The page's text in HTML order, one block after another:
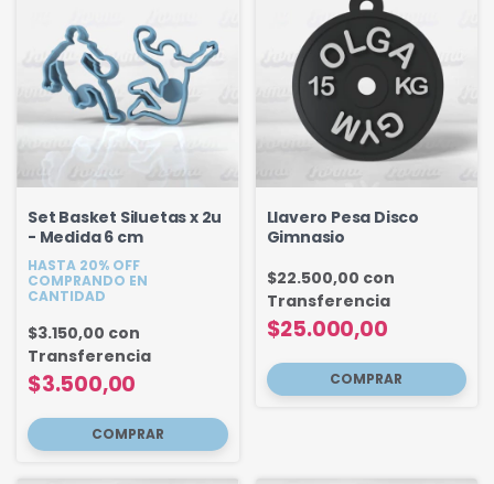
Set Basket Siluetas x 2u
- Medida 6 cm
HASTA 20% OFF
COMPRANDO EN
CANTIDAD
$3.500,00
$3.150,00 con
Transferencia
Llavero Pesa Disco
Gimnasio
$25.000,00
$22.500,00 con
Transferencia